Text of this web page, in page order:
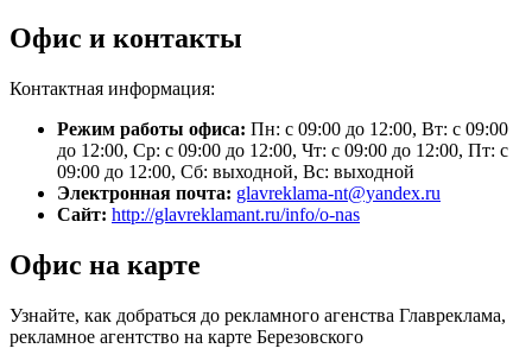
Офис и контакты
Контактная информация:
Режим работы офиса: Пн: с 09:00 до 12:00, Вт: с 09:00
до 12:00, Ср: с 09:00 до 12:00, Чт: с 09:00 до 12:00, Пт: с
09:00 до 12:00, Сб: выходной, Вс: выходной
Электронная почта: glavreklama-nt@yandex.ru
Сайт: http://glavreklamant.ru/info/o-nas
Офис на карте
Узнайте, как добраться до рекламного агенства Главреклама,
рекламное агентство на карте Березовского